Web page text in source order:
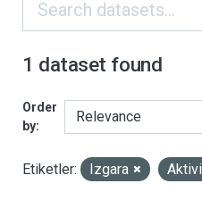
ORGANIZASYONLAR
KATEGORILER
ETIKETLER
LISANSLAR
1 dataset found
Order
by
Etiketler: Izgara